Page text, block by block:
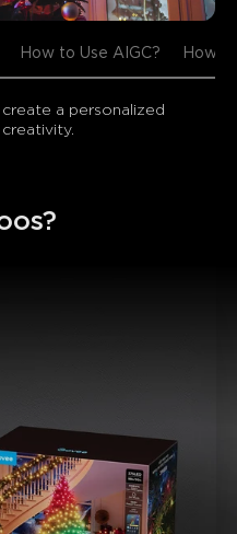
How to Use AIGC? How
a personalized
creativity.